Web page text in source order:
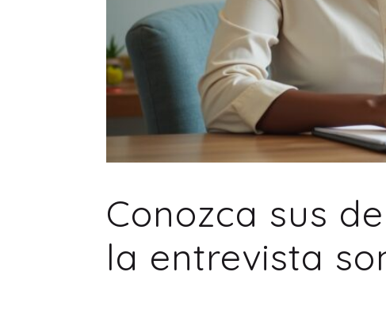
Conozca sus
la entrevista